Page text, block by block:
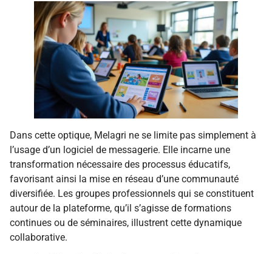
Dans cette optique, Melagri ne se limite pas simplement à
l’usage d’un logiciel de messagerie. Elle incarne une
transformation nécessaire des processus éducatifs,
favorisant ainsi la mise en réseau d’une communauté
diversifiée. Les groupes professionnels qui se constituent
autour de la plateforme, qu’il s’agisse de formations
continues ou de séminaires, illustrent cette dynamique
collaborative.